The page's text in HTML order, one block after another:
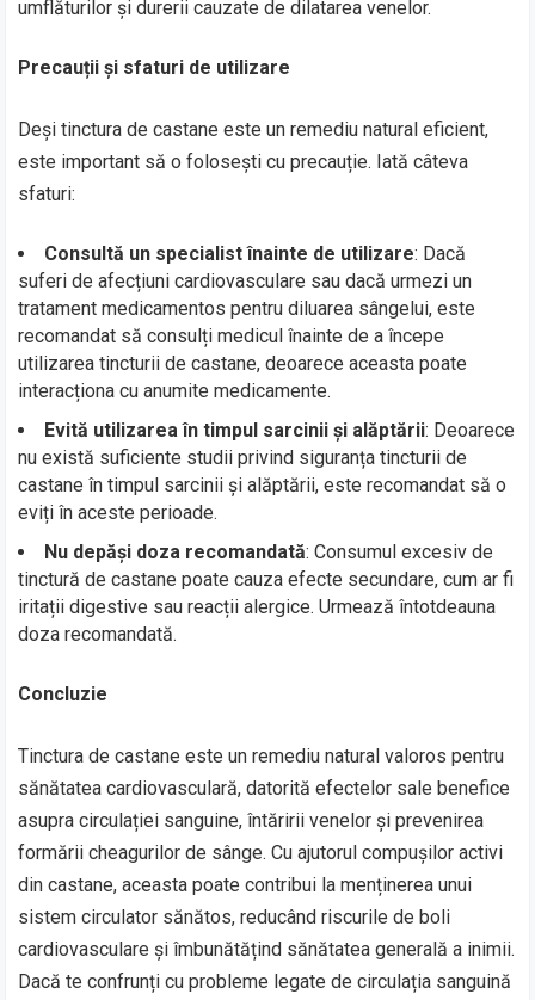
umflăturilor și durerii cauzate de dilatarea venelor.
Precauții și sfaturi de utilizare
Deși tinctura de castane este un remediu natural eficient,
este important să o folosești cu precauție. Iată câteva
sfaturi:
Consultă un specialist înainte de utilizare: Dacă
suferi de afecțiuni cardiovasculare sau dacă urmezi un
tratament medicamentos pentru diluarea sângelui, este
recomandat să consulți medicul înainte de a începe
utilizarea tincturii de castane, deoarece aceasta poate
interacționa cu anumite medicamente.
Evită utilizarea în timpul sarcinii și alăptării: Deoarece
nu există suficiente studii privind siguranța tincturii de
castane în timpul sarcinii și alăptării, este recomandat să o
eviți în aceste perioade.
Nu depăși doza recomandată: Consumul excesiv de
tinctură de castane poate cauza efecte secundare, cum ar fi
iritații digestive sau reacții alergice. Urmează întotdeauna
doza recomandată.
Concluzie
Tinctura de castane este un remediu natural valoros pentru
sănătatea cardiovasculară, datorită efectelor sale benefice
asupra circulației sanguine, întăririi venelor și prevenirea
formării cheagurilor de sânge. Cu ajutorul compușilor activi
din castane, aceasta poate contribui la menținerea unui
sistem circulator sănătos, reducând riscurile de boli
cardiovasculare și îmbunătățind sănătatea generală a inimii.
Dacă te confrunți cu probleme legate de circulația sanguină